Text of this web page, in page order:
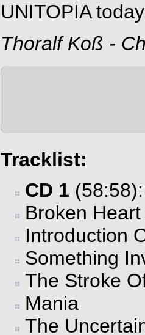
UNITOPIA
Thoralf Koß -
Tracklist:
CD 1 (58:58):
Broken Heart
Introduction
Something
The Stroke
Mania
The